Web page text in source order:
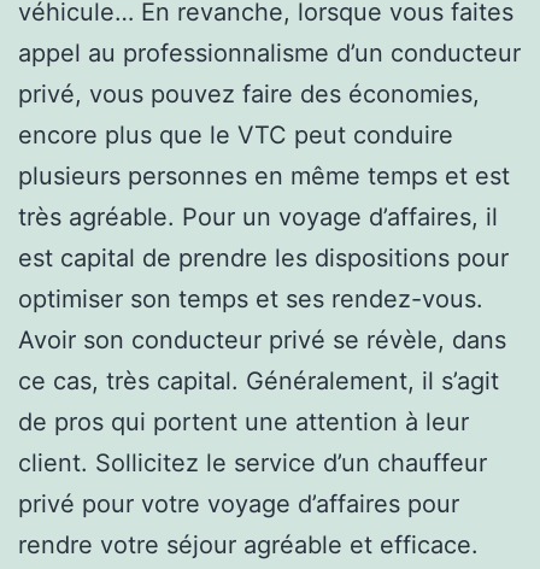
véhicule… En revanche, lorsque vous faites
appel au professionnalisme d’un conducteur
privé, vous pouvez faire des économies,
encore plus que le VTC peut conduire
plusieurs personnes en même temps et est
très agréable. Pour un voyage d’affaires, il
est capital de prendre les dispositions pour
optimiser son temps et ses rendez-vous.
Avoir son conducteur privé se révèle, dans
ce cas, très capital. Généralement, il s’agit
de pros qui portent une attention à leur
client. Sollicitez le service d’un chauffeur
privé pour votre voyage d’affaires pour
rendre votre séjour agréable et efficace.